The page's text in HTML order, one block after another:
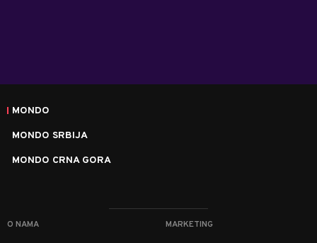
MONDO
MONDO SRBIJA
MONDO CRNA GORA
O NAMA MARKETING